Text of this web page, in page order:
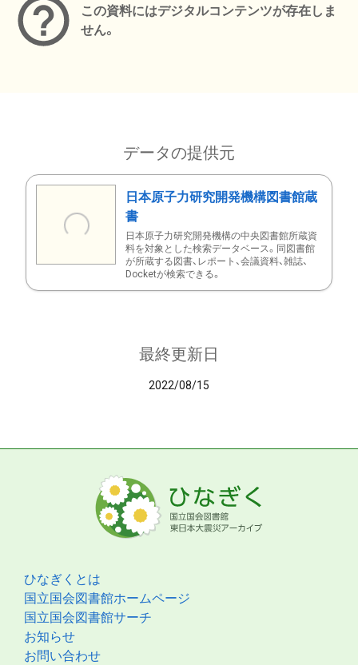
この資料にはデジタルコンテンツが存在しま
せん。
データの提供元
日本原子力研究開発機構図書館蔵
書
日本原子力研究開発機構の中央図書館所蔵資
料を対象とした検索データベース。同図書館
が所蔵する図書、レポート、会議資料、雑誌、
Docketが検索できる。
最終更新日
2022/08/15
ひなぎくとは
国立国会図書館ホームページ
国立国会図書館サーチ
お知らせ
お問い合わせ